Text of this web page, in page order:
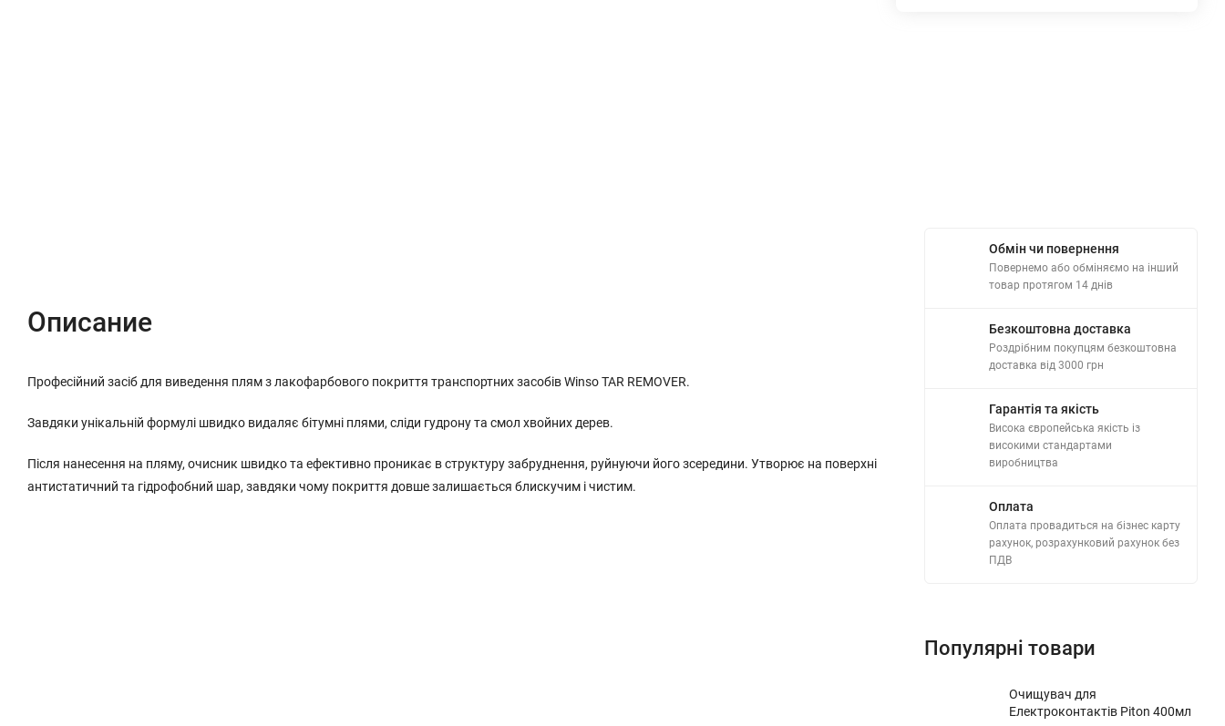
Описание
Професійний засіб для виведення плям з лакофарбового покриття транспортних засобів Winso TAR REMOVER.
Завдяки унікальній формулі швидко видаляє бітумні плями, сліди гудрону та смол хвойних дерев.
Після нанесення на пляму, очисник швидко та ефективно проникає в структуру забруднення, руйнуючи його зсередини. Утворює на поверхні
антистатичний та гідрофобний шар, завдяки чому покриття довше залишається блискучим і чистим.
Обмін чи повернення
Повернемо або обміняємо на інший
товар протягом 14 днів
Безкоштовна доставка
Роздрібним покупцям безкоштовна
доставка від 3000 грн
Гарантія та якість
Висока європейська якість із
високими стандартами
виробництва
Оплата
Оплата провадиться на бізнес карту
рахунок, розрахунковий рахунок без
ПДВ
Популярні товари
Очищувач для
Електроконтактів Piton 400мл